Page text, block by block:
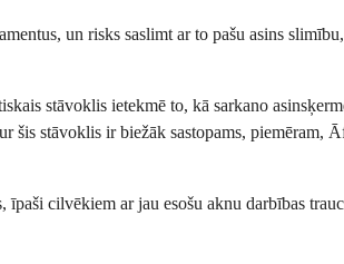
un risks saslimt ar to pašu asins
stāvoklis ietekmē to, kā sarkano
šis stāvoklis ir biežāk sastopams, piemēram,
cilvēkiem ar jau esošu aknu darbības